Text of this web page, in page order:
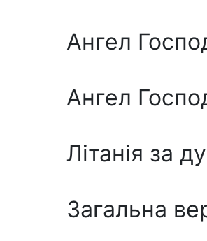
Ангел
Ангел
Літанія за
Загальна